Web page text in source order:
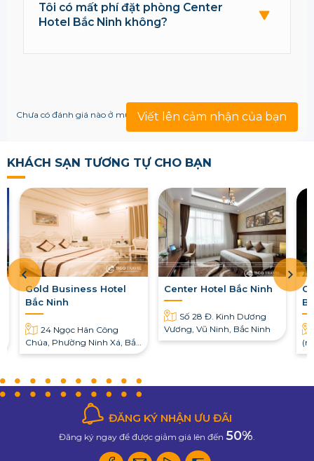
Tôi có mất phí đặt phòng Center
Hotel Bắc Ninh không?
Viết lên cảm nhận của bạn
Chưa có đánh giá nào ở mục này!
KHÁCH SẠN TƯƠNG TỰ CHO BẠN
Gold Business Hotel
Bắc Ninh
24 Ngọc Hân Công
Chúa, Phường Ninh Xá, Bắc
Ninh
Center Hotel Bắc Ninh
Số 28 Đ. Kinh Dương
Vương, Vũ Ninh, Bắc Ninh
ĐĂNG KÝ NHẬN ƯU ĐÃI
Đăng ký ngay để được giảm giá lên đến 50%.